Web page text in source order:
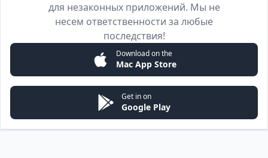
для незаконных приложений. Мы не
несем ответственности за любые
последствия!
Download on the
Mac App Store
Get in on
Google Play